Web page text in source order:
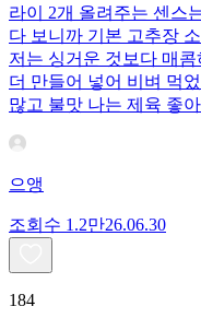
라이 2개 올려주는 센스
다 보니까 기본 고추장
저는 싱거운 것보다 매
더 만들어 넣어 비벼 먹
많고 불맛 나는 제육 좋
으앵
조회수 1.2만26.06.30
184